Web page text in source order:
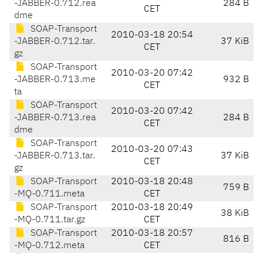
-JABBER-0.712.rea
dme
CET
284 B
SOAP-Transport
-JABBER-0.712.tar.
gz
2010-03-18 20:54
CET
37 KiB
SOAP-Transport
-JABBER-0.713.me
ta
2010-03-20 07:42
CET
932 B
SOAP-Transport
-JABBER-0.713.rea
dme
2010-03-20 07:42
CET
284 B
SOAP-Transport
-JABBER-0.713.tar.
gz
2010-03-20 07:43
CET
37 KiB
SOAP-Transport
-MQ-0.711.meta
2010-03-18 20:48
CET
759 B
SOAP-Transport
-MQ-0.711.tar.gz
2010-03-18 20:49
CET
38 KiB
SOAP-Transport
-MQ-0.712.meta
2010-03-18 20:57
CET
816 B